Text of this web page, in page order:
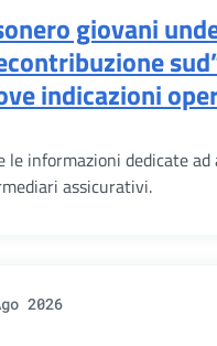
giovani
indicazioni
le informazioni dedicate ad
assicurativi.
2026